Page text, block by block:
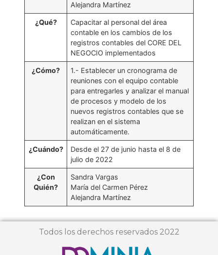
Alejandra Martínez
¿Qué?
Capacitar al personal del área
contable en los cambios de los
registros contables del CORE DEL
NEGOCIO implementados
¿Cómo?
1.- Establecer un cronograma de
reuniones con el equipo contable
para entregarles y analizar el manual
de procesos y modelo de los
nuevos registros contables que se
realizan en el sistema
automáticamente.
¿Cuándo?
Desde el 27 de junio hasta el 8 de
julio de 2022
¿Con
Quién?
Sandra Vargas
María del Carmen Pérez
Alejandra Martínez
Todos los derechos reservados 2022